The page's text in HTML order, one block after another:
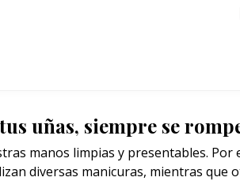
uñas, siempre se
manos limpias y presentables.
diversas manicuras, mientras